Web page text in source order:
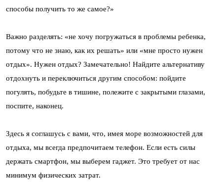
способы получить то же самое?»
Важно разделять: «не хочу погружаться в проблемы ребенка,
потому что не знаю, как их решать» или «мне просто нужен
отдых». Нужен отдых? Замечательно! Найдите альтернативу
отдохнуть и переключиться другим способом: пойдите
погулять, побудьте в тишине, полежите с закрытыми глазами,
поспите, наконец.
Здесь я соглашусь с вами, что, имея море возможностей для
отдыха, мы всегда предпочитаем телефон. Если есть силы
держать смартфон, мы выберем гаджет. Это требует от нас
минимум физических затрат.